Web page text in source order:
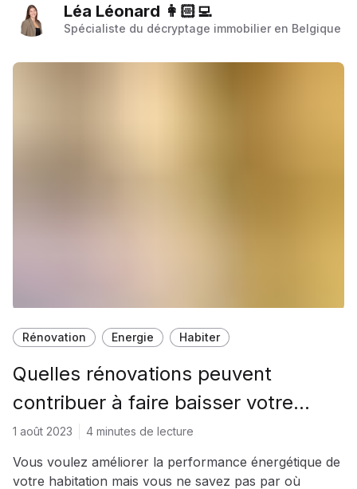
Léa Léonard 👩🏻‍💻
Spécialiste du décryptage immobilier en Belgique
Rénovation Energie Habiter
Quelles rénovations peuvent
contribuer à faire baisser votre
facture d’énergie?
1 août 2023 4 minutes de lecture
Vous voulez améliorer la performance énergétique de
votre habitation mais vous ne savez pas par où